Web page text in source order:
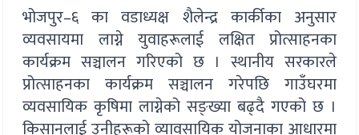
भोजपुर–६ का वडाध्यक्ष शैलेन्द्र कार्कीका अनुसार
व्यवसायमा लाग्ने युवाहरूलाई लक्षित प्रोत्साहनका
कार्यक्रम सञ्चालन गरिएको छ । स्थानीय सरकारले
प्रोत्साहनका कार्यक्रम सञ्चालन गरेपछि गाउँघरमा
व्यवसायिक कृषिमा लाग्नेको सङ्ख्या बढ्दै गएको छ ।
किसानलाई उनीहरूको व्यावसायिक योजनाका आधारमा